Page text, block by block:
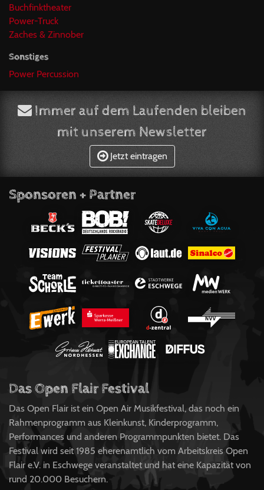
Buchfinktheater
Power-Truck
Zaches & Zinnober
Sonstiges
Power Percussion
Immer auf dem Laufenden bleiben
mit unserem Newsletter
Jetzt eintragen
Sponsoren + Partner
Das Open Flair Festival
Das Open Flair ist ein Open Air Musikfestival, das noch ein
Rahmenprogramm aus Kleinkunst, Kinderprogramm,
Performances und anderen Programmpunkten bietet. Das
Festival wird seit 1985 eherenamtlich vom Arbeitskreis Open
Flair e.V. in Eschwege veranstaltet und hat eine Kapazität von
rund 20.000 Besuchern.